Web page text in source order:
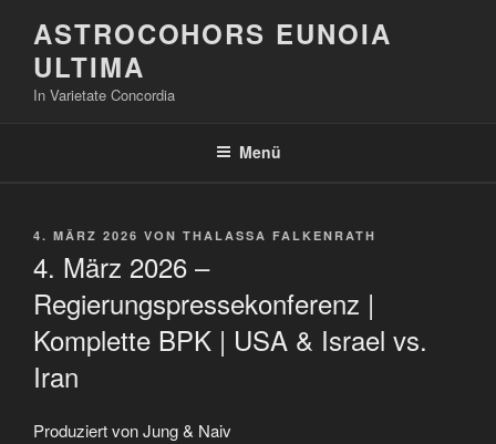
Inhalt
springen
ASTROCOHORS EUNOIA
ULTIMA
In Varietate Concordia
Menü
VERÖFFENTLICHT
4. MÄRZ 2026 VON THALASSA FALKENRATH
4. März 2026 –
Regierungspressekonferenz |
Komplette BPK | USA & Israel vs.
Iran
Produziert von Jung & Naiv